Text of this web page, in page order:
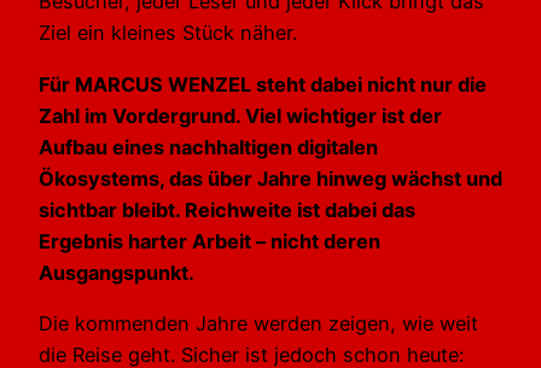
Ziel ein kleines Stück näher.
Für MARCUS WENZEL steht dabei nicht nur die
Zahl im Vordergrund. Viel wichtiger ist der
Aufbau eines nachhaltigen digitalen
Ökosystems, das über Jahre hinweg wächst und
sichtbar bleibt. Reichweite ist dabei das
Ergebnis harter Arbeit – nicht deren
Ausgangspunkt.
Die kommenden Jahre werden zeigen, wie weit
die Reise geht. Sicher ist jedoch schon heute: